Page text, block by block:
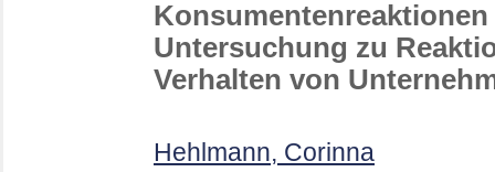
Untersuchung zu
Verhalten von
Hehlmann, Corinna